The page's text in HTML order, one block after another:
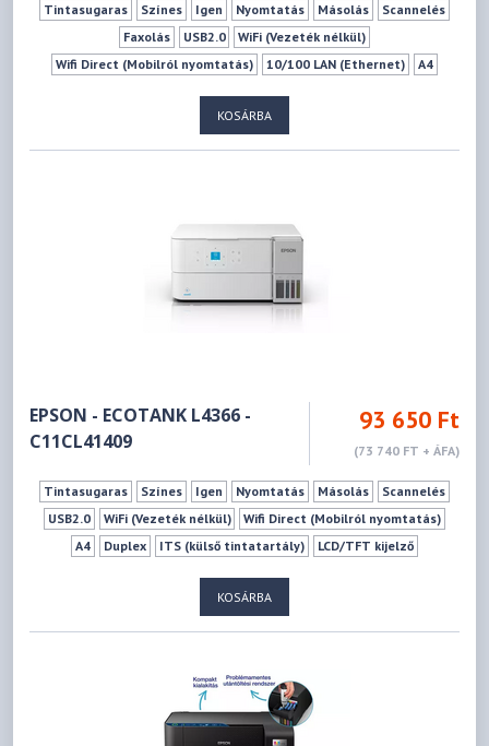
Tintasugaras Színes Igen Nyomtatás Másolás
Scannelés
Faxolás
USB2.0
WiFi (Vezeték nélkül)
Wifi Direct (Mobilról nyomtatás)
10/100 LAN (Ethernet)
A4
KOSÁRBA
EPSON - ECOTANK L4366 -
C11CL41409
93 650 Ft
(73 740 FT + ÁFA)
Tintasugaras Színes Igen Nyomtatás Másolás
Scannelés
USB2.0
WiFi (Vezeték nélkül)
Wifi Direct (Mobilról nyomtatás)
A4
Duplex ITS (külső tintatartály) LCD/TFT kijelző
KOSÁRBA